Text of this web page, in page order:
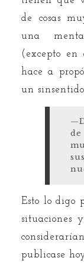
de cosas
una
(excepto en
hace a
un
Esto lo digo
situaciones
publicase